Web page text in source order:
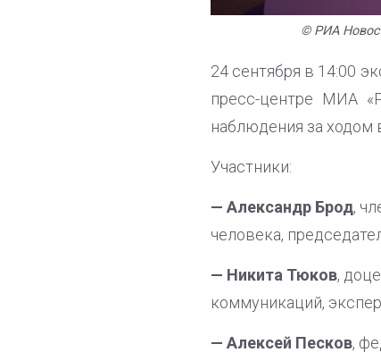
© РИА
24 сентября в 14:00
пресс-центре МИА
наблюдения за ходом
Участники:
— Александр Брод,
человека,
— Никита Тюков,
коммуникаций,
— Алексей Песков,